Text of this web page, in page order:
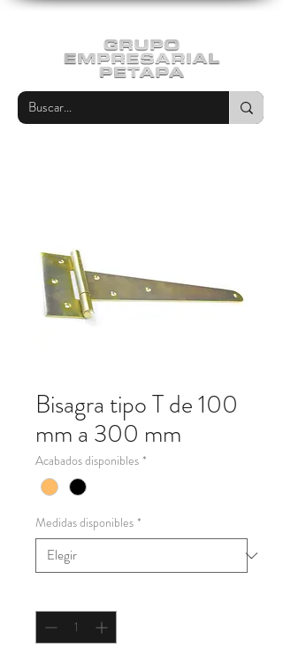
Bisagra tipo T de 100
mm a 300 mm
Acabados disponibles *
Medidas disponibles *